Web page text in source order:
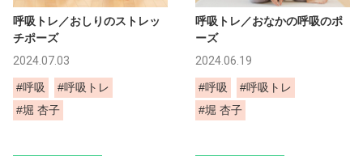
呼吸トレ／おしりのストレッ
チポーズ
2024.07.03
#呼吸
#呼吸トレ
#堀 杏子
呼吸トレ／おなかの呼吸のポ
ーズ
2024.06.19
#呼吸
#呼吸トレ
#堀 杏子